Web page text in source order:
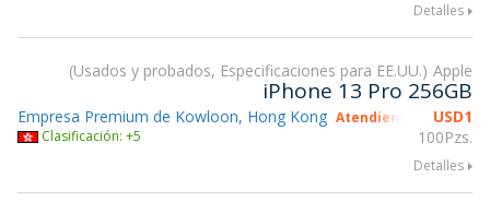
Detalles
Usados y probados, Especificaciones para EE.UU. Apple
iPhone 13 Pro 256GB
USD1
100Pzs.
Empresa Premium de Kowloon, Hong Kong Atendiendo gsmX
Clasificación: +5
Detalles